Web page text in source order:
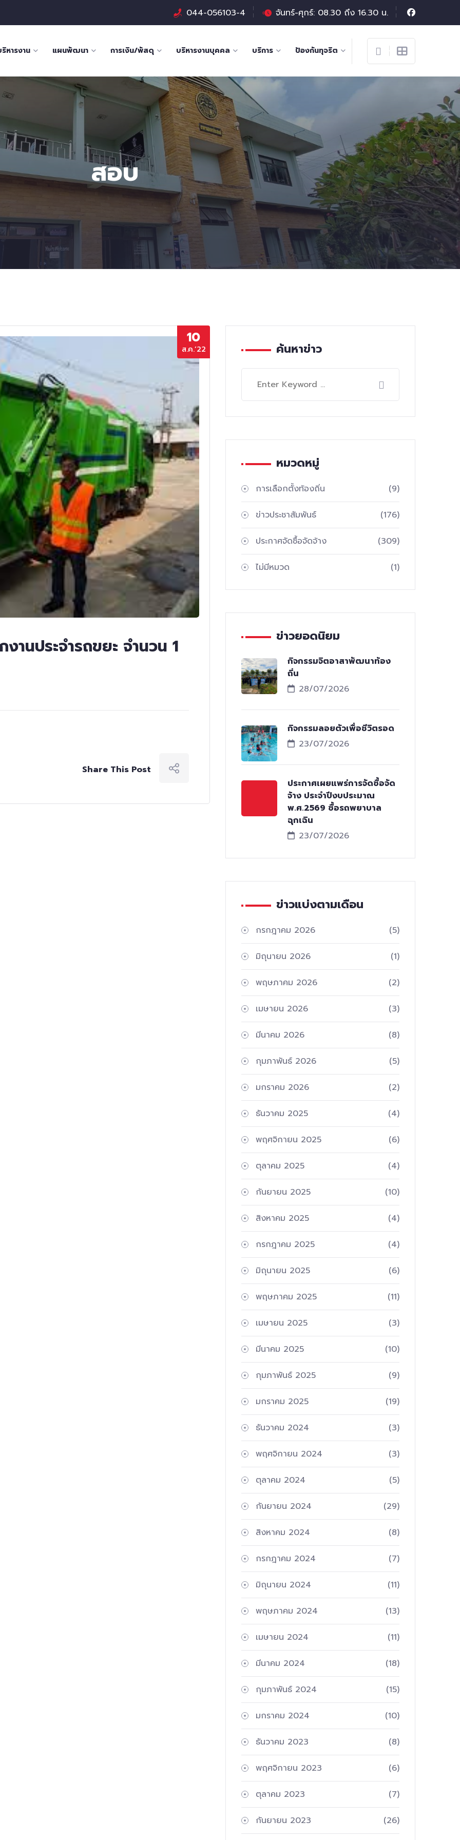
044-056103-4 จันทร์-ศุกร์: 08.30 ถึง 16.30 น.
หารงาน แผนพัฒนา การเงิน/พัสดุ บริหารงานบุคคล บริการ ป้องกันทุจริต
สอบ
10
ส.ค.’22
านประจำรถขยะ จำนวน 1
Share This Post
ค้นหาข่าว
หมวดหมู่
การเลือกตั้งท้องถิ่น (9)
ข่าวประชาสัมพันธ์ (176)
ประกาศจัดซื้อจัดจ้าง (309)
ไม่มีหมวด (1)
ข่าวยอดนิยม
กิจกรรมจิตอาสาพัฒนาท้อง
ถิ่น
28/07/2026
กิจกรรมลอยตัวเพื่อชีวิตรอด
23/07/2026
ประกาศเผยแพร่การจัดซื้อจัด
จ้าง ประจำปีงบประมาณ
พ.ศ.2569 ซื้อรถพยาบาล
ฉุกเฉิน
23/07/2026
ข่าวแบ่งตามเดือน
กรกฎาคม 2026 (5)
มิถุนายน 2026 (1)
พฤษภาคม 2026 (2)
เมษายน 2026 (3)
มีนาคม 2026 (8)
กุมภาพันธ์ 2026 (5)
มกราคม 2026 (2)
ธันวาคม 2025 (4)
พฤศจิกายน 2025 (6)
ตุลาคม 2025 (4)
กันยายน 2025 (10)
สิงหาคม 2025 (4)
กรกฎาคม 2025 (4)
มิถุนายน 2025 (6)
พฤษภาคม 2025 (11)
เมษายน 2025 (3)
มีนาคม 2025 (10)
กุมภาพันธ์ 2025 (9)
มกราคม 2025 (19)
ธันวาคม 2024 (3)
พฤศจิกายน 2024 (3)
ตุลาคม 2024 (5)
กันยายน 2024 (29)
สิงหาคม 2024 (8)
กรกฎาคม 2024 (7)
มิถุนายน 2024 (11)
พฤษภาคม 2024 (13)
เมษายน 2024 (11)
มีนาคม 2024 (18)
กุมภาพันธ์ 2024 (15)
มกราคม 2024 (10)
ธันวาคม 2023 (8)
พฤศจิกายน 2023 (6)
ตุลาคม 2023 (7)
กันยายน 2023 (26)